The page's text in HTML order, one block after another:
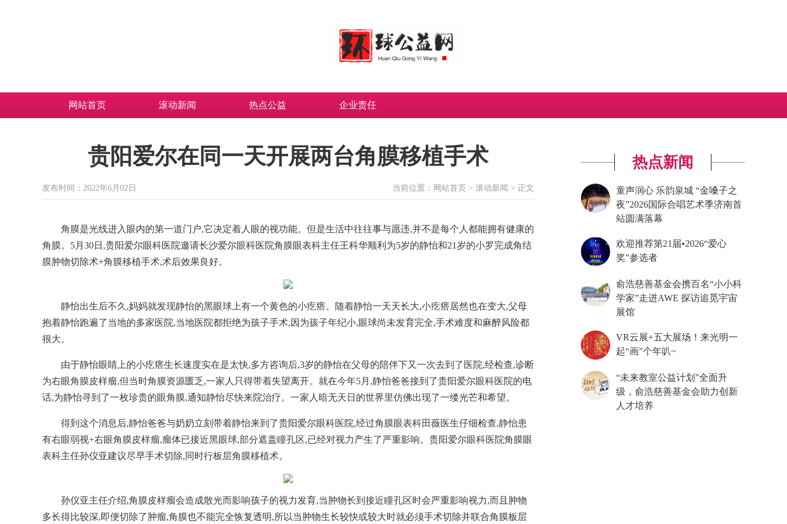
网站首页 滚动新闻 热点公益 企业责任
贵阳爱尔在同一天开展两台角膜移植手术
发布时间：2022年6月02日 当前位置： 网站首页 > 滚动新闻 > 正文
角膜是光线进入眼内的第一道门户,它决定着人眼的视功能。但是生活中往往事与愿违,并不是每个人都能拥有健康的
角膜。5月30日,贵阳爱尔眼科医院邀请长沙爱尔眼科医院角膜眼表科主任王科华顺利为5岁的静怡和21岁的小罗完成角结
膜肿物切除术+角膜移植手术,术后效果良好。
静怡出生后不久,妈妈就发现静怡的黑眼球上有一个黄色的小疙瘩。随着静怡一天天长大,小疙瘩居然也在变大,父母
抱着静怡跑遍了当地的多家医院,当地医院都拒绝为孩子手术,因为孩子年纪小,眼球尚未发育完全,手术难度和麻醉风险都
很大。
由于静怡眼睛上的小疙瘩生长速度实在是太快,多方咨询后,3岁的静怡在父母的陪伴下又一次去到了医院,经检查,诊断
为右眼角膜皮样瘤,但当时角膜资源匮乏,一家人只得带着失望离开。就在今年5月,静怡爸爸接到了贵阳爱尔眼科医院的电
话,为静怡寻到了一枚珍贵的眼角膜,通知静怡尽快来院治疗。一家人暗无天日的世界里仿佛出现了一缕光芒和希望。
得到这个消息后,静怡爸爸与奶奶立刻带着静怡来到了贵阳爱尔眼科医院,经过角膜眼表科田薇医生仔细检查,静怡患
有右眼弱视+右眼角膜皮样瘤,瘤体已接近黑眼球,部分遮盖瞳孔区,已经对视力产生了严重影响。贵阳爱尔眼科医院角膜眼
表科主任孙仪亚建议尽早手术切除,同时行板层角膜移植术。
孙仪亚主任介绍,角膜皮样瘤会造成散光而影响孩子的视力发育,当肿物长到接近瞳孔区时会严重影响视力,而且肿物
多长得比较深,即便切除了肿瘤,角膜也不能完全恢复透明,所以当肿物生长较快或较大时就必须手术切除并联合角膜板层
热点新闻
童声润心 乐韵泉城 “金嗓子之
夜”2026国际合唱艺术季济南首
站圆满落幕
欢迎推荐第21届•2026“爱心
奖”参选者
俞浩慈善基金会携百名“小小科
学家”走进AWE 探访追觅宇宙
展馆
VR云展+五大展场！来光明一
起“画”个年叭~
“未来教室公益计划”全面升
级，俞浩慈善基金会助力创新
人才培养